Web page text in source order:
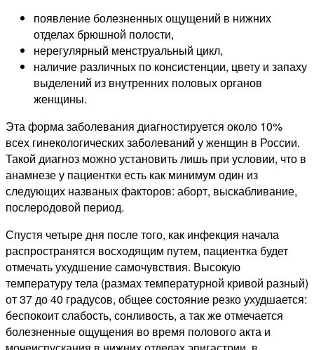
появление болезненных ощущений в нижних
отделах брюшной полости,
нерегулярный менструальный цикл,
наличие различных по консистенции, цвету и запаху
выделений из внутренних половых органов
женщины.
Эта форма заболевания диагностируется около 10%
всех гинекологических заболеваний у женщин в России.
Такой диагноз можно установить лишь при условии, что в
анамнезе у пациентки есть как минимум один из
следующих названых факторов: аборт, выскабливание,
послеродовой период.
Спустя четыре дня после того, как инфекция начала
распространятся восходящим путем, пациентка будет
отмечать ухудшение самочувствия. Высокую
температуру тела (размах температурной кривой разный)
от 37 до 40 градусов, общее состояние резко ухудшается:
беспокоит слабость, сонливость, а так же отмечается
болезненные ощущения во время полового акта и